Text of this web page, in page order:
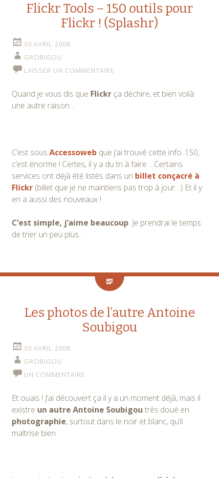
Flickr Tools – 150 outils pour
Flickr ! (Splashr)
30 AVRIL 2008
GROBIGOU
LAISSER UN COMMENTAIRE
Quand je vous dis que Flickr ça déchire, et bien voilà
une autre raison…
C’est sous Accessoweb que j’ai trouvé cette info. 150,
c’est énorme ! Certes, il y a du tri à faire… Certains
services ont déjà été listés dans un billet conçacré à
Flickr (billet que je ne maintiens pas trop à jour…) Et il y
en a aussi des nouveaux !
C’est simple, j’aime beaucoup. Je prendrai le temps
de trier un peu plus…
Les photos de l’autre Antoine
Soubigou
30 AVRIL 2008
GROBIGOU
UN COMMENTAIRE
Et ouais ! J’ai découvert ça il y a un moment déjà, mais il
existre un autre Antoine Soubigou très doué en
photographie, surtout dans le noir et blanc, qu’il
maîtrise bien.